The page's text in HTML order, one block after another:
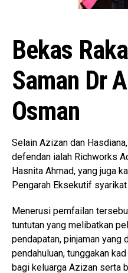
Bekas
Saman Dr
Osman
Selain Azizan dan
defendan ialah Richworks
Hasnita Ahmad, yang juga
Pengarah Eksekutif
Menerusi pemfailan
tuntutan yang melibatkan
pendapatan, pinjaman yang
pendahuluan, tunggakan
bagi keluarga Azizan serta